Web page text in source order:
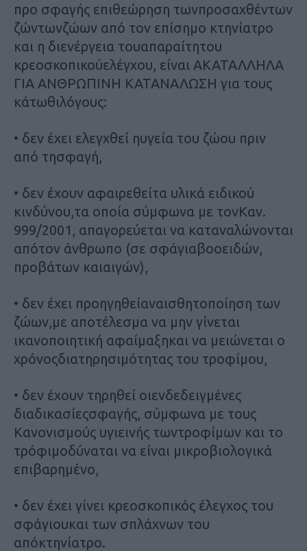
προ σφαγής επιθεώρηση τωνπροσαχθέντων
ζώντωνζώων από τον επίσημο κτηνίατρο
και η διενέργεια τουαπαραίτητου
κρεοσκοπικούελέγχου, είναι ΑΚΑΤΑΛΛΗΛΑ
ΓΙΑ ΑΝΘΡΩΠΙΝΗ ΚΑΤΑΝΑΛΩΣΗ για τους
κάτωθιλόγους:
• δεν έχει ελεγχθεί ηυγεία του ζώου πριν
από τησφαγή,
• δεν έχουν αφαιρεθείτα υλικά ειδικού
κινδύνου,τα οποία σύμφωνα με τονΚαν.
999/2001, απαγορεύεται να καταναλώνονται
απότον άνθρωπο (σε σφάγιαβοοειδών,
προβάτων καιαιγών),
• δεν έχει προηγηθείαναισθητοποίηση των
ζώων,με αποτέλεσμα να μην γίνεται
ικανοποιητική αφαίμαξηκαι να μειώνεται ο
χρόνοςδιατηρησιμότητας του τροφίμου,
• δεν έχουν τηρηθεί οιενδεδειγμένες
διαδικασίεςσφαγής, σύμφωνα με τους
Κανονισμούς υγιεινής τωντροφίμων και το
τρόφιμοδύναται να είναι μικροβιολογικά
επιβαρημένο,
• δεν έχει γίνει κρεοσκοπικός έλεγχος του
σφάγιουκαι των σπλάχνων του
απόκτηνίατρο.